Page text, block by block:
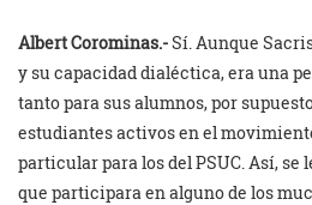
Albert Corominas.-Sí. Aunque
y su capacidad dialéctica, era una
tanto para sus alumnos, por
estudiantes activos en el
particular para los del PSUC. Así, se
que participara en alguno de los